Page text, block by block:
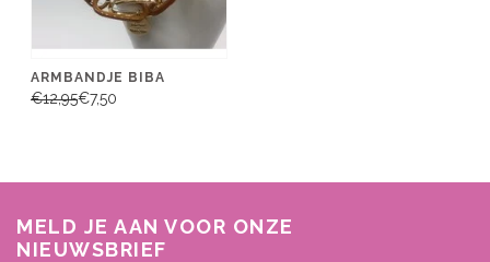
ARMBANDJE BIBA
€12,95€7,50
MELD JE AAN VOOR ONZE
NIEUWSBRIEF